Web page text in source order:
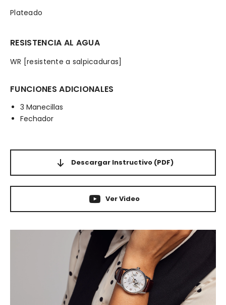
Plateado
RESISTENCIA AL AGUA
WR [resistente a salpicaduras]
FUNCIONES ADICIONALES
3 Manecillas
Fechador
Descargar Instructivo (PDF)
Ver Video